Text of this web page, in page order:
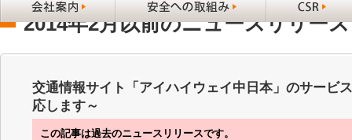
2014年2月以前のニュースリリース
交通情報サイト「アイハイウェイ中日本」のサービ
応します～
この記事は過去のニュースリリースです。